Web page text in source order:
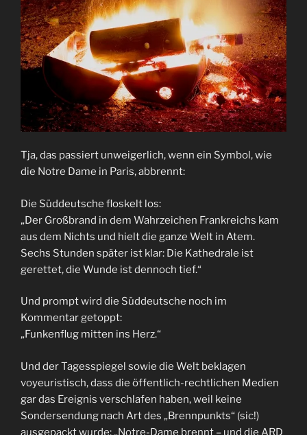
Tja, das passiert unweigerlich, wenn ein Symbol, wie
die Notre Dame in Paris, abbrennt:
Die Süddeutsche floskelt los:
„Der Großbrand in dem Wahrzeichen Frankreichs kam
aus dem Nichts und hielt die ganze Welt in Atem.
Sechs Stunden später ist klar: Die Kathedrale ist
gerettet, die Wunde ist dennoch tief.“
Und prompt wird die Süddeutsche noch im
Kommentar getoppt:
„Funkenflug mitten ins Herz.“
Und der Tagesspiegel sowie die Welt beklagen
voyeuristisch, dass die öffentlich-rechtlichen Medien
gar das Ereignis verschlafen haben, weil keine
Sondersendung nach Art des „Brennpunkts“ (sic!)
ausgepackt wurde: „Notre-Dame brennt – und die ARD